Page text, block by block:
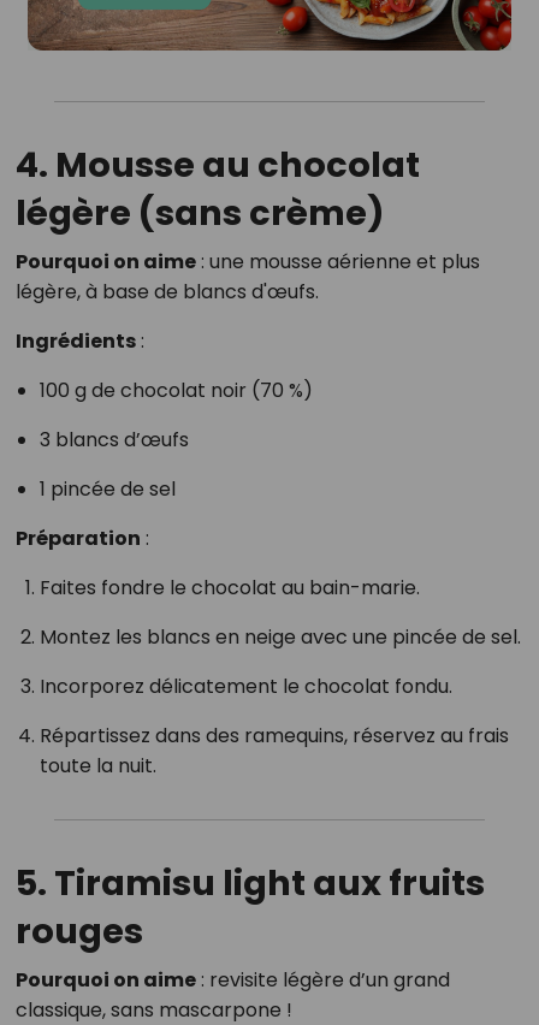
4. Mousse au chocolat
légère (sans crème)
Pourquoi on aime: une mousse aérienne et plus
légère, à base de blancs d'œufs.
Ingrédients:
100 g de chocolat noir (70 %)
3 blancs d’œufs
1 pincée de sel
Préparation :
Faites fondre le chocolat au bain-marie.
Montez les blancs en neige avec une pincée de sel.
Incorporez délicatement le chocolat fondu.
Répartissez dans des ramequins, réservez au frais
toute la nuit.
5. Tiramisu light aux fruits
rouges
Pourquoi on aime: revisite légère d’un grand
classique, sans mascarpone !